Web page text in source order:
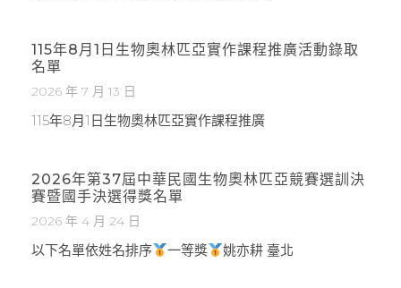
115年8月1日生物奧林匹亞實作課程推廣活動錄取
名單
2026 年 7 月 13 日
115年8月1日生物奧林匹亞實作課程推廣
2026年第37屆中華民國生物奧林匹亞競賽選訓決
賽暨國手決選得獎名單
2026 年 4 月 24 日
以下名單依姓名排序 一等獎 姚亦耕 臺北